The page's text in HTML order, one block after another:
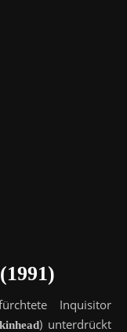
(1991)
Inquisitor
) unterdrückt